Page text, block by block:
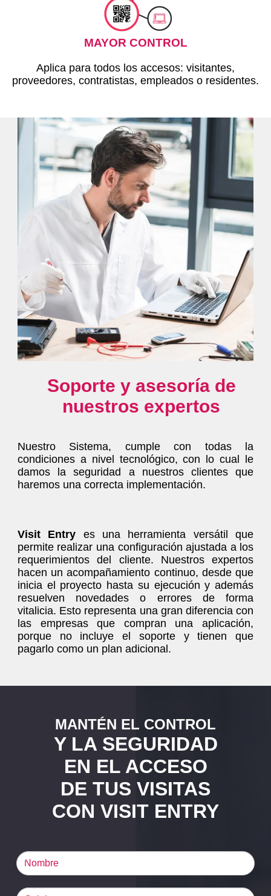
MAYOR CONTROL
Aplica para todos los accesos: visitantes,
proveedores, contratistas, empleados o residentes.
Soporte y asesoría de
nuestros expertos
Nuestro Sistema, cumple con todas la
condiciones a nivel tecnológico, con lo cual le
damos la seguridad a nuestros clientes que
haremos una correcta implementación.
Visit Entry es una herramienta versátil que
permite realizar una configuración ajustada a los
requerimientos del cliente. Nuestros expertos
hacen un acompañamiento continuo, desde que
inicia el proyecto hasta su ejecución y además
resuelven novedades o errores de forma
vitalicia. Esto representa una gran diferencia con
las empresas que compran una aplicación,
porque no incluye el soporte y tienen que
pagarlo como un plan adicional.
MANTÉN EL CONTROL
Y LA SEGURIDAD
EN EL ACCESO
DE TUS VISITAS
CON VISIT ENTRY